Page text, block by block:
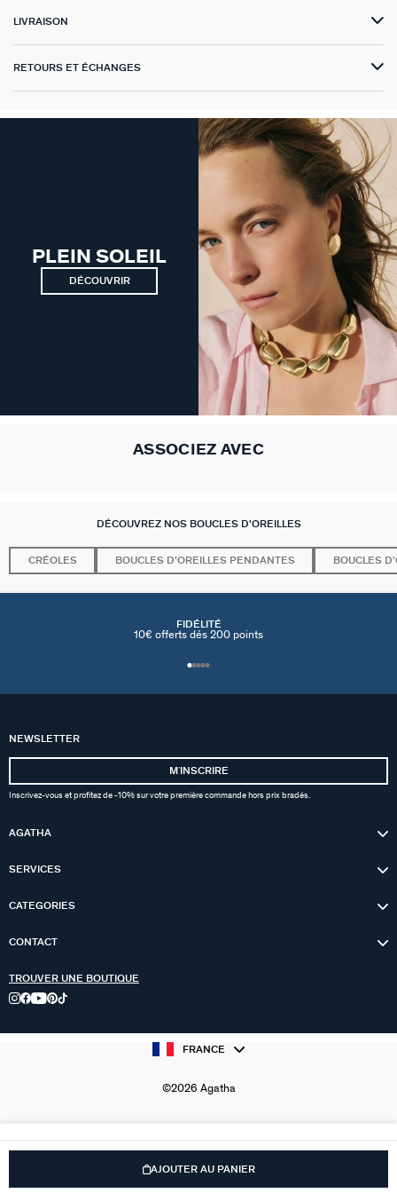
GÉNÉRATION AGATHA
LIVRAISON
RETOURS ET ÉCHANGES
PLEIN SOLEIL
DÉCOUVRIR
ASSOCIEZ AVEC
DÉCOUVREZ NOS BOUCLES D'OREILLES
CRÉOLES BOUCLES D'OREILLES PENDANTES BOUCLES
AJOUTER AU PANIER
FIDÉLITÉ
10€ offerts dés 200 points
NEWSLETTER
MʼINSCRIRE
Inscrivez-vous et profitez de -10% sur votre première commande hors prix bradés.
AGATHA
SERVICES
CATEGORIES
CONTACT
TROUVER UNE BOUTIQUE
FRANCE
©2026 Agatha